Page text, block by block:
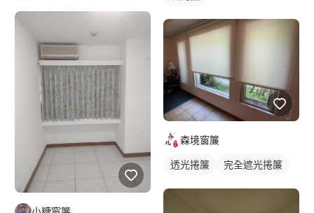
森境窗簾
透光捲簾
完全遮光捲簾